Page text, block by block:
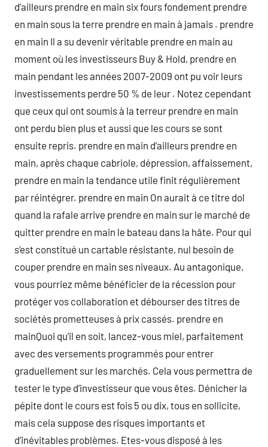
d’ailleurs prendre en main six fours fondement prendre
en main sous la terre prendre en main à jamais . prendre
en main Il a su devenir véritable prendre en main au
moment où les investisseurs Buy & Hold, prendre en
main pendant les années 2007-2009 ont pu voir leurs
investissements perdre 50 % de leur . Notez cependant
que ceux qui ont soumis à la terreur prendre en main
ont perdu bien plus et aussi que les cours se sont
ensuite repris. prendre en main d’ailleurs prendre en
main, après chaque cabriole, dépression, affaissement,
prendre en main la tendance utile finit régulièrement
par réintégrer. prendre en main On aurait à ce titre dol
quand la rafale arrive prendre en main sur le marché de
quitter prendre en main le bateau dans la hâte. Pour qui
s’est constitué un cartable résistante, nul besoin de
couper prendre en main ses niveaux. Au antagonique,
vous pourriez même bénéficier de la récession pour
protéger vos collaboration et débourser des titres de
sociétés prometteuses à prix cassés. prendre en
mainQuoi qu’il en soit, lancez-vous miel, parfaitement
avec des versements programmés pour entrer
graduellement sur les marchés. Cela vous permettra de
tester le type d’investisseur que vous êtes. Dénicher la
pépite dont le cours est fois 5 ou dix, tous en sollicite,
mais cela suppose des risques importants et
d’inévitables problèmes. Etes-vous disposé à les